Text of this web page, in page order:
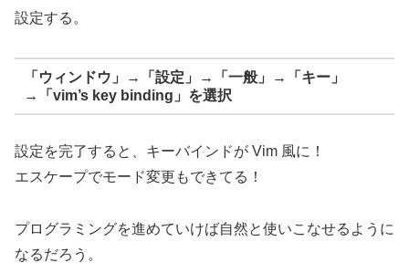
設定する。
「ウィンドウ」→「設定」→「一般」→「キー」
→「vim’s key binding」を選択
設定を完了すると、キーバインドが Vim 風に！
エスケープでモード変更もできてる！
プログラミングを進めていけば自然と使いこなせるように
なるだろう。